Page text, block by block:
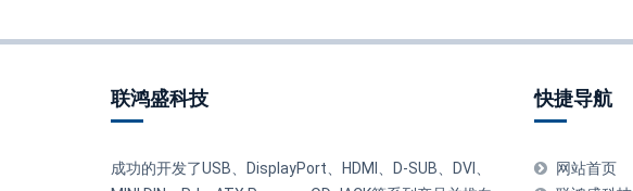
联鸿盛科技
成功的开发了USB、DisplayPort、HDMI、D-SUB、DVI、
快捷导航
网站首页